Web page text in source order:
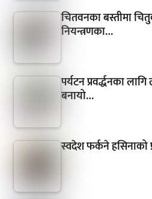
चितवनका बस्तीमा
नियन्त्रणका…
पर्यटन प्रवर्द्धनका
बनायो…
स्वदेश फर्कने हसिनाको